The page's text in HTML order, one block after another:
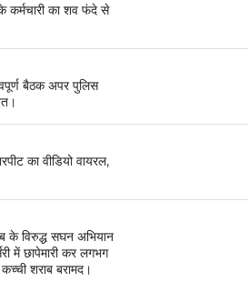
कर्मचारी का शव फंदे से
बैठक अपर पुलिस
का वीडियो वायरल,
के विरुद्ध सघन अभियान
में छापेमारी कर लगभग
शराब बरामद।